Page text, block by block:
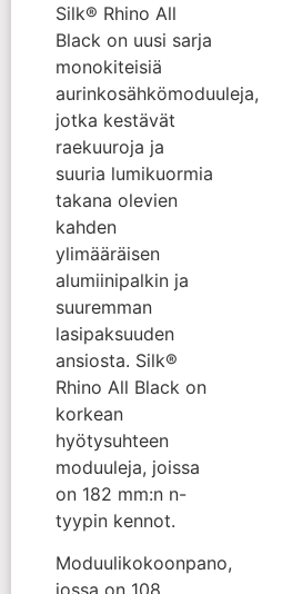
Silk® Rhino All
Black on uusi sarja
monokiteisiä
aurinkosähkömoduuleja,
jotka kestävät
raekuuroja ja
suuria lumikuormia
takana olevien
kahden
ylimääräisen
alumiinipalkin ja
suuremman
lasipaksuuden
ansiosta. Silk®
Rhino All Black on
korkean
hyötysuhteen
moduuleja, joissa
on 182 mm:n n-
tyypin kennot.
Moduulikokoonpano,
jossa on 108